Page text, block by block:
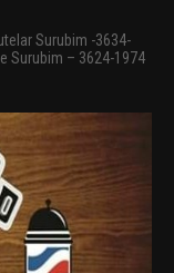
Surubim -3634-
Surubim – 3624-1974